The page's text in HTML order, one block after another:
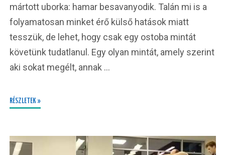
mártott uborka: hamar besavanyodik. Talán mi is a
folyamatosan minket érő külső hatások miatt
tesszük, de lehet, hogy csak egy ostoba mintát
követünk tudatlanul. Egy olyan mintát, amely szerint
aki sokat megélt, annak …
RÉSZLETEK »